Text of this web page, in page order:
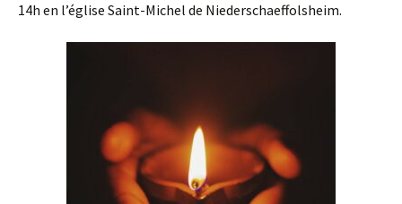
14h en l’église Saint-Michel de Niederschaeffolsheim.